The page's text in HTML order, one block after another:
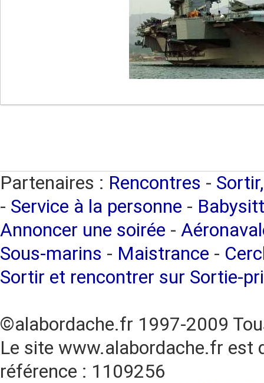
Partenaires : Rencontres -
- Service à la personne -
Annoncer une soirée -
Sous-marins - Maistrance -
Sortir et rencontrer sur Sortie-
©alabordache.fr 1997-2009
Le site www.alabordache.fr est
référence : 1109256